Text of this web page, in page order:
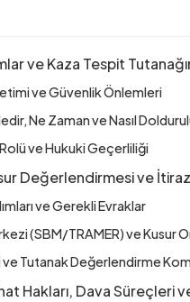
ve Kaza Tespit
ve Güvenlik Önlemleri
Ne Zaman ve Nasıl
ve Hukuki Geçerliliği
Değerlendirmesi ve İtiraz
ve Gerekli Evraklar
(SBM/TRAMER) ve Kusur
ve Tutanak Değerlendirme
Hakları, Dava Süreçleri